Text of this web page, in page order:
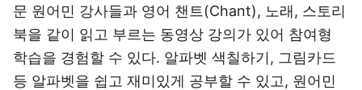
문 원어민 강사들과 영어 챈트(Chant), 노래, 스토리
북을 같이 읽고 부르는 동영상 강의가 있어 참여형
학습을 경험할 수 있다. 알파벳 색칠하기, 그림카드
등 알파벳을 쉽고 재미있게 공부할 수 있고, 원어민